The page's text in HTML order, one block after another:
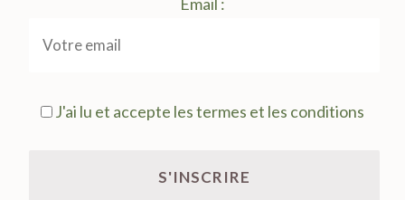
J'ai lu et accepte les termes et les conditions